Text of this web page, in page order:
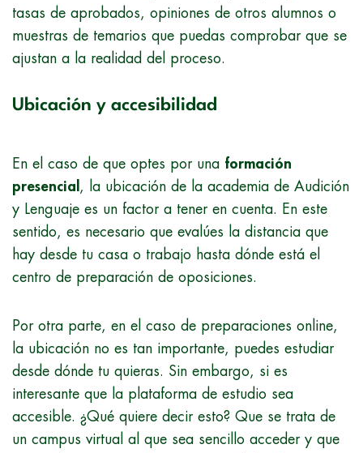
tasas de aprobados, opiniones de otros alumnos o
muestras de temarios que puedas comprobar que se
ajustan a la realidad del proceso.
Ubicación y accesibilidad
En el caso de que optes por una formación
presencial
, la ubicación de la academia de Audición
y Lenguaje es un factor a tener en cuenta. En este
sentido, es necesario que evalúes la distancia que
hay desde tu casa o trabajo hasta dónde está el
centro de preparación de oposiciones.
Por otra parte, en el caso de preparaciones online,
la ubicación no es tan importante, puedes estudiar
desde dónde tu quieras. Sin embargo, si es
interesante que la plataforma de estudio sea
accesible. ¿Qué quiere decir esto? Que se trata de
un campus virtual al que sea sencillo acceder y que